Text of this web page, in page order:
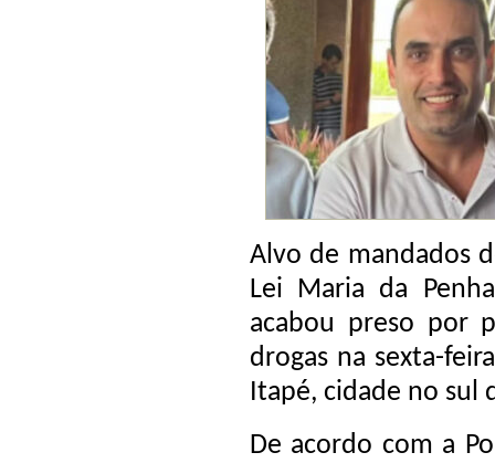
Alvo de mandados
Lei Maria da
acabou preso por
drogas na sexta-
Itapé, cidade no sul
De acordo com a